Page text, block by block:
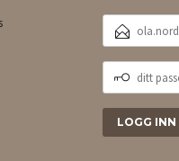
PASSORD